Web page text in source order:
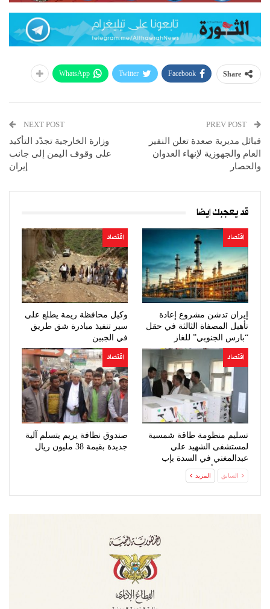
Share
Facebook
Twitter
WhatsApp
قبائل مديرية صعدة تعلن النفير
العام والجهوزية لإنهاء العدوان
والحصار
NEXT POST
وزارة الخارجية تجدّد التأكيد
على وقوف اليمن إلى جانب
إيران
قد يعجبك ايضا
اقتصاد
إيران تدشن مشروع إعادة
تأهيل المصفاة الثالثة في حقل
“بارس الجنوبي” للغاز
اقتصاد
وكيل محافظة ريمة يطلع على
سير تنفيذ مبادرة شق طريق
في الجبين
اقتصاد
تسليم منظومة طاقة شمسية
لمستشفى الشهيد علي
عبدالمغني في السدة بإب
اقتصاد
صندوق نظافة يريم يتسلم آلية
جديدة بقيمة 38 مليون ريال
السابق المزيد